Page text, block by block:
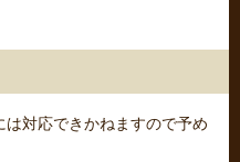
は対応できかねますので予め